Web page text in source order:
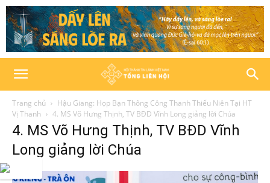
Trang chủ
Hậu Giang: Họp Bạn Thông Công Thanh Thiếu Niên Tại HT
Vị Thanh
4. MS Võ Hưng Thịnh, TV BĐD Vĩnh Long giảng lời Chúa
4. MS Võ Hưng Thịnh, TV BĐD Vĩnh
Long giảng lời Chúa